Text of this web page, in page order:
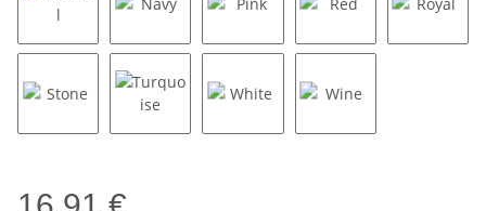
Natural Navy Pink Red